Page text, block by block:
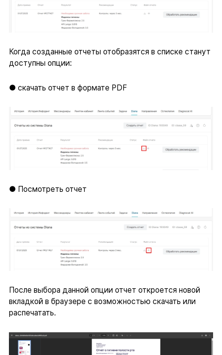
Когда созданные отчеты отобразятся в списке станут
доступны опции:
● скачать отчет в формате PDF
● Посмотреть отчет
После выбора данной опции отчет откроется новой
вкладкой в браузере с возможностью скачать или
распечатать.